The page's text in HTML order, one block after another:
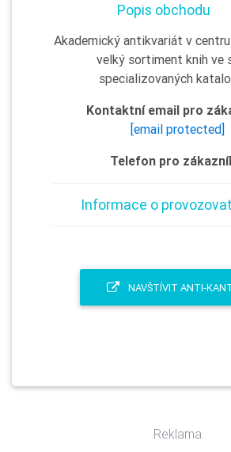
Popis obchodu
Akademický antikvariát v
velký sortiment knih ve
specializovaných
Kontaktní email pro
[email protected]
Telefon pro
Informace o
NAVŠTÍVIT ANTI-
Reklama